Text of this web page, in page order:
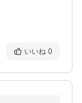
いいね 0